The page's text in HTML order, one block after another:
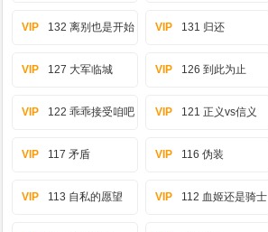
VIP 132 离别也是开始 VIP 131 归还
VIP 127 大军临城 VIP 126 到此为止
VIP 122 乖乖接受咱吧 VIP 121 正义vs信义
VIP 117 矛盾 VIP 116 伪装
VIP 113 自私的愿望 VIP 112 血姬还是骑士